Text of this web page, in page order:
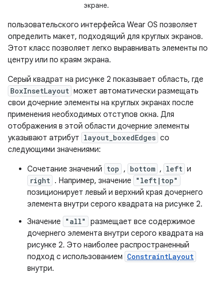
экране.
пользовательского интерфейса Wear OS позволяет
определить макет, подходящий для круглых экранов.
Этот класс позволяет легко выравнивать элементы по
центру или по краям экрана.
Серый квадрат на рисунке 2 показывает область, где
BoxInsetLayout может автоматически размещать
свои дочерние элементы на круглых экранах после
применения необходимых отступов окна. Для
отображения в этой области дочерние элементы
указывают атрибут layout_boxedEdges со
следующими значениями:
Сочетание значений top , bottom , left и
right . Например, значение "left|top"
позиционирует левый и верхний края дочернего
элемента внутри серого квадрата на рисунке 2.
Значение
"all"
размещает все содержимое
дочернего элемента внутри серого квадрата на
рисунке 2. Это наиболее распространенный
подход с использованием ConstraintLayout
внутри.